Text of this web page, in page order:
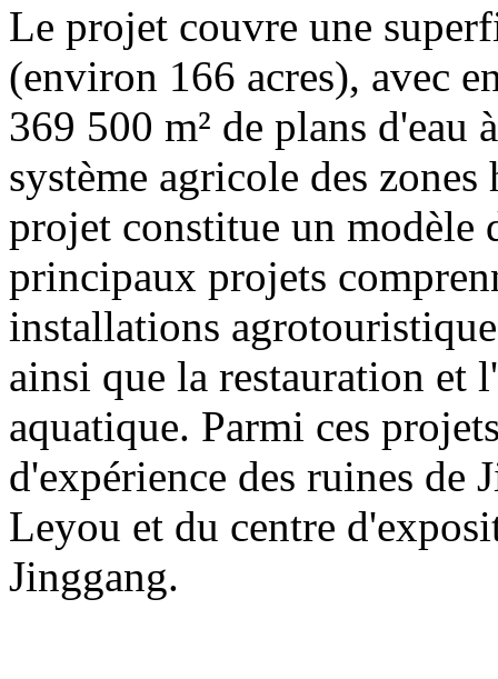
Le projet couvre une
(environ 166 acres), avec
369 500 m² de plans d'eau
système agricole des
projet constitue un modèle
principaux projets
installations
ainsi que la restauration et
aquatique. Parmi ces
d'expérience des ruines de
Leyou et du centre
Jinggang.